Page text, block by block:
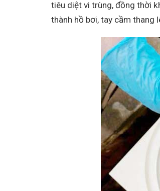
tiêu diệt vi trùng, đồng thời
thành hồ bơi, tay cầm thang